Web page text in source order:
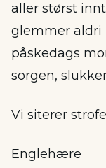
aller størst
glemmer aldri
påskedags
sorgen,
Vi siterer
Englehære